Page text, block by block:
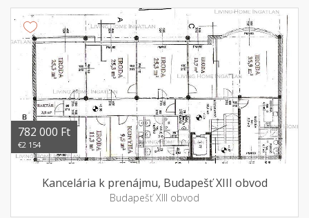
782 000 Ft
€2 154
Kancelária k prenájmu, Budapešť XIII obvod
Budapešť XIII obvod